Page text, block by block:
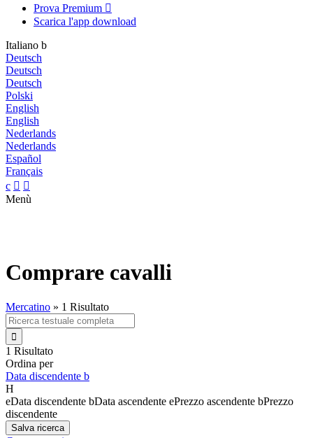
Prova Premium 
Scarica l'app download
Italiano b
Deutsch
Deutsch
Deutsch
Polski
English
English
Nederlands
Nederlands
Español
Français
c  
Menù
Comprare cavalli
Mercatino » 1 Risultato

1 Risultato
Ordina per
Data discendente b
H
eData discendente bData ascendente ePrezzo ascendente bPrezzo
discendente
Salva ricerca